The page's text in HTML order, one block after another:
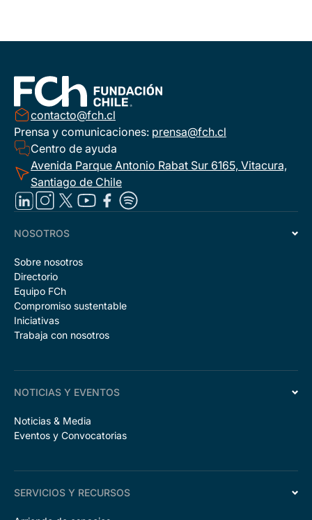
contacto@fch.cl
Prensa y comunicaciones: prensa@fch.cl
Centro de ayuda
Avenida Parque Antonio Rabat Sur 6165, Vitacura,
Santiago de Chile
NOSOTROS
Sobre nosotros
Directorio
Equipo FCh
Compromiso sustentable
Iniciativas
Trabaja con nosotros
NOTICIAS Y EVENTOS
Noticias & Media
Eventos y Convocatorias
SERVICIOS Y RECURSOS